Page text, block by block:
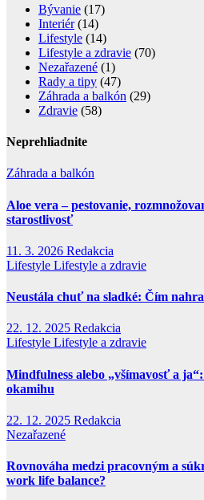
Bývanie (17)
Interiér(14)
Lifestyle (14)
Lifestyle a zdravie (70)
Nezařazené (1)
Rady a tipy (47)
Záhrada a balkón (29)
Zdravie (58)
Neprehliadnite
Záhrada a balkón
Aloe vera – pestovanie,
starostlivosť
11. 3. 2026 Redakcia
Lifestyle Lifestyle a zdravie
Neustála chuť na sladké: Čím
22. 12. 2025 Redakcia
Lifestyle Lifestyle a zdravie
Mindfulness alebo „všímavosť a
okamihu
22. 12. 2025 Redakcia
Nezařazené
Rovnováha medzi pracovným a
work life balance?